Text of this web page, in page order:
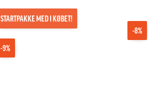
-9%
STARTPAKKE MED I KØBET!
-8%